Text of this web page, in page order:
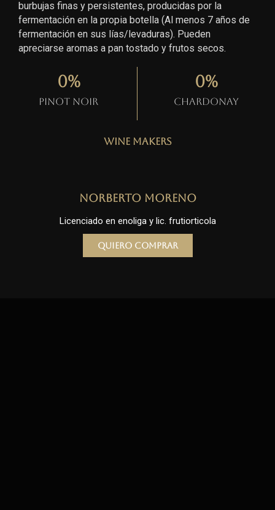
burbujas finas y persistentes, producidas por la
fermentación en la propia botella (Al menos 7 años de
fermentación en sus lías/levaduras). Pueden
apreciarse aromas a pan tostado y frutos secos.
Pinot Noir
0%
Chardonay
0%
Wine Makers
Norberto Moreno
Licenciado en enoliga y lic. frutiorticola
Quiero comprar